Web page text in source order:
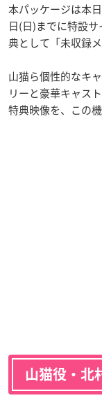
本パッケージは本
日(日)までに特設
典として「未収録
山猫ら個性的なキ
リーと豪華キャス
特典映像を、この
山猫役・北